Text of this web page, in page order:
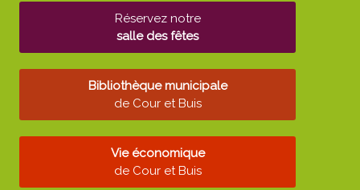
Réservez notre
salle des fêtes
Bibliothèque municipale
de Cour et Buis
Vie économique
de Cour et Buis